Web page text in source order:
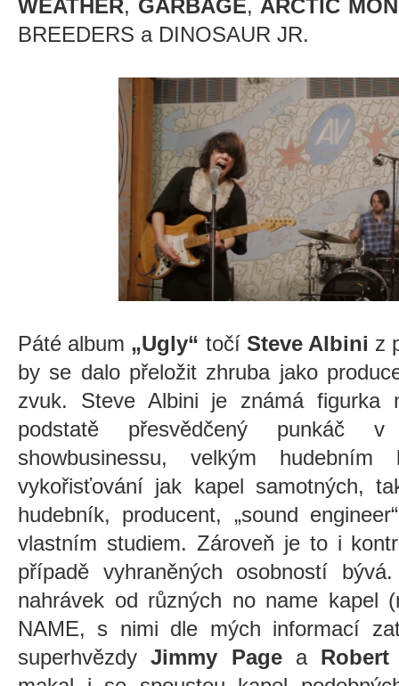
WEATHER, GARBAGE, ARCTIC
BREEDERS a DINOSAUR JR.
Páté album „Ugly“ točí Steve Albini z
by se dalo přeložit zhruba jako
zvuk. Steve Albini je známá figurka
podstatě přesvědčený punkáč
showbusinessu, velkým
vykořisťování jak kapel samotných,
hudebník, producent, „sound
vlastním studiem. Zároveň je to i
případě vyhraněných osobností
nahrávek od různých no name kapel
NAME, s nimi dle mých informací
superhvězdyJimmy Page a